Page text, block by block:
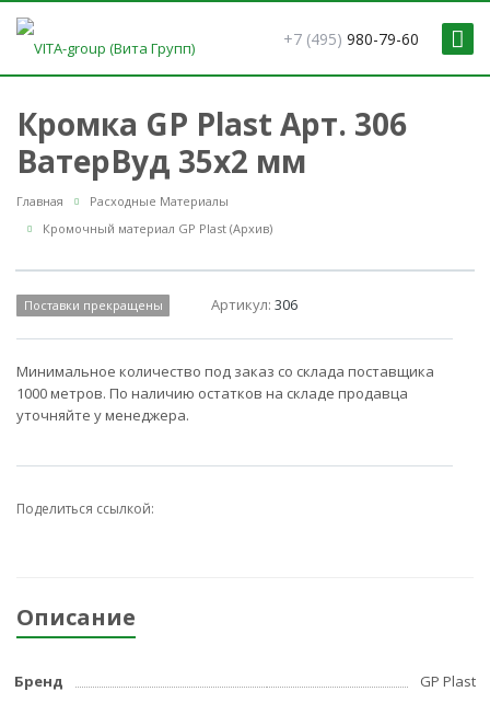
+7 (495) 980-79-60
Кромка GP Plast Арт. 306
ВатерВуд 35x2 мм
Главная
Расходные Материалы
Кромочный материал GP Plast (Архив)
Поставки прекращены Артикул:306
Минимальное количество под заказ со склада поставщика
1000 метров. По наличию остатков на складе продавца
уточняйте у менеджера.
Поделиться ссылкой:
Описание
Бренд
GP Plast